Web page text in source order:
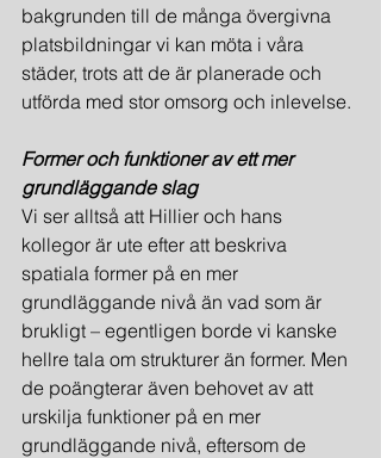
bakgrunden till de många övergivna
platsbildningar vi kan möta i våra
städer, trots att de är planerade och
utförda med stor omsorg och inlevelse.
Former och funktioner av ett mer
grundläggande slag
Vi ser alltså att Hillier och hans
kollegor är ute efter att beskriva
spatiala former på en mer
grundläggande nivå än vad som är
brukligt – egentligen borde vi kanske
hellre tala om strukturer än former. Men
de poängterar även behovet av att
urskilja funktioner på en mer
grundläggande nivå, eftersom de